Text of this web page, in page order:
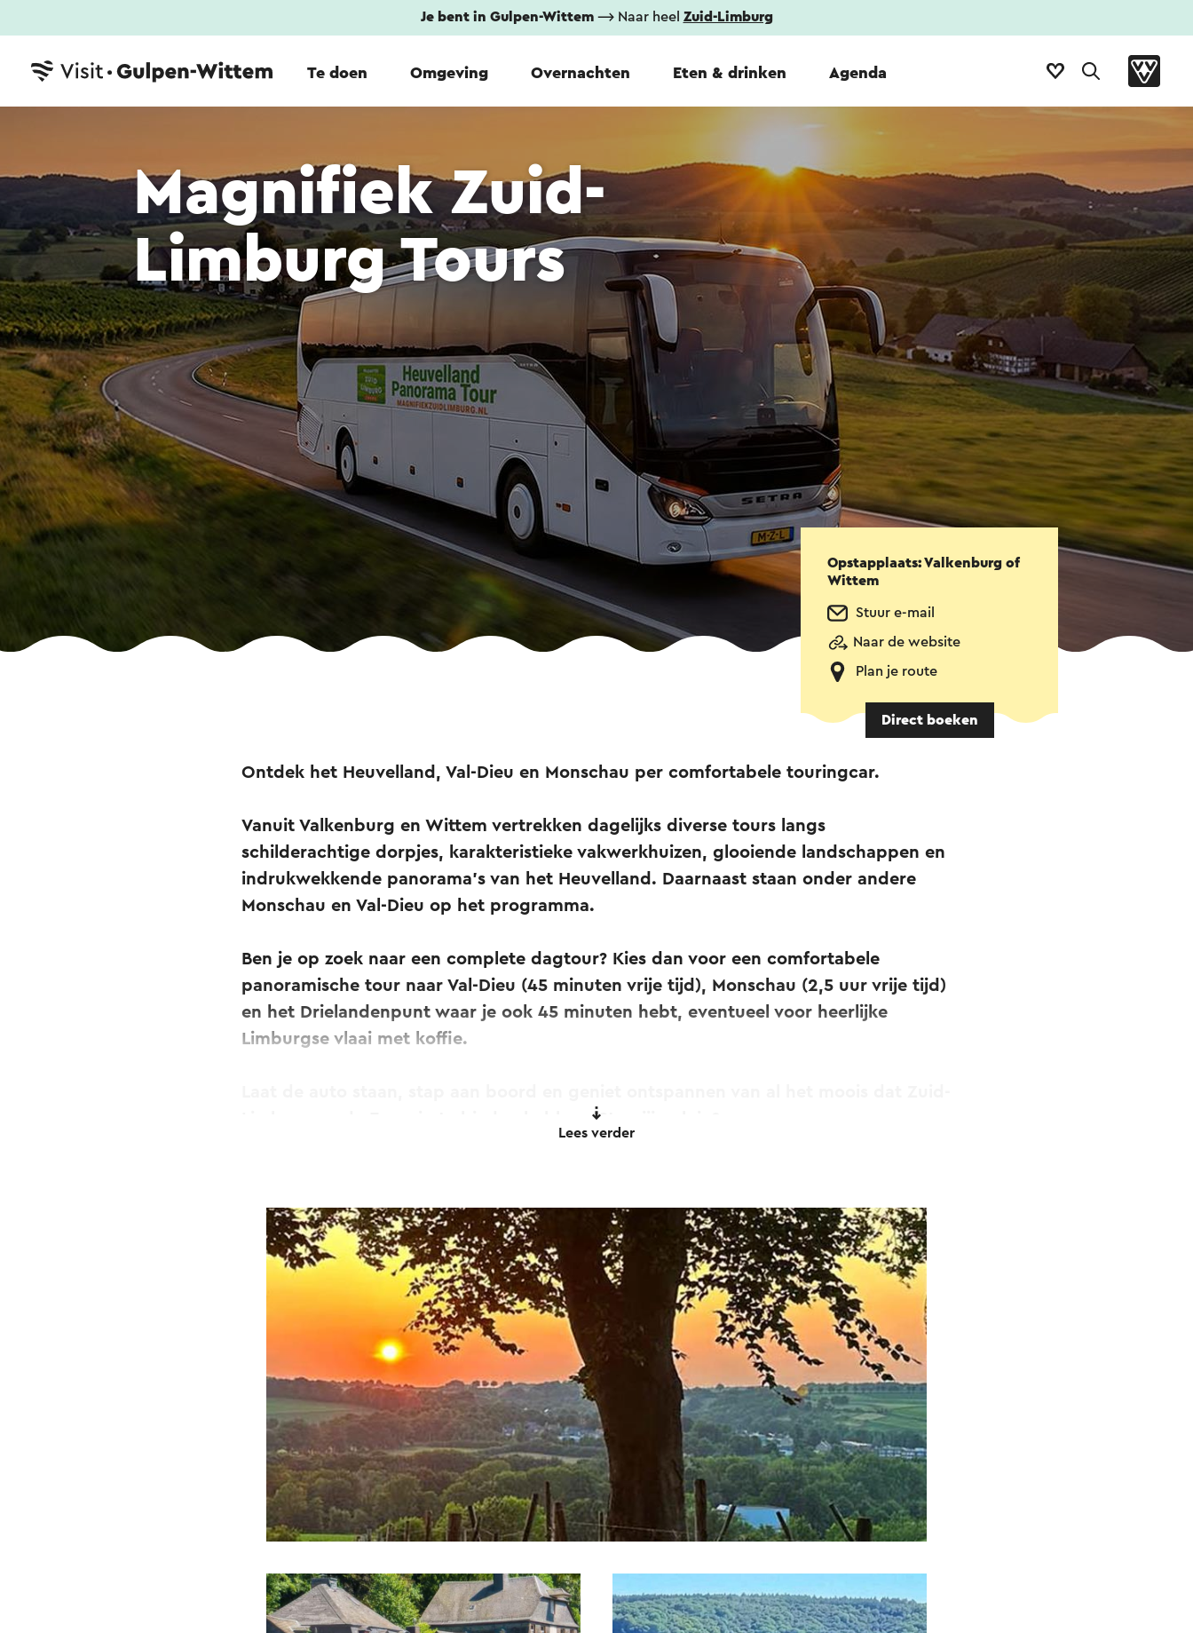
Je bent in Gulpen-Wittem⟶ Naar heel Zuid-Limburg
Te doen Omgeving Overnachten Eten & drinken Agenda
Magnifiek Zuid-
Limburg Tours
Opstapplaats: Valkenburg of
Wittem
Stuur e-mail
Naar de website
Plan je route
Direct boeken
Ontdek het Heuvelland, Val-Dieu en Monschau per comfortabele touringcar.
Vanuit Valkenburg en Wittem vertrekken dagelijks diverse tours langs
schilderachtige dorpjes, karakteristieke vakwerkhuizen, glooiende landschappen en
indrukwekkende panorama’s van het Heuvelland. Daarnaast staan onder andere
Monschau en Val-Dieu op het programma.
Ben je op zoek naar een complete dagtour? Kies dan voor een comfortabele
panoramische tour naar Val-Dieu (45 minuten vrije tijd), Monschau (2,5 uur vrije tijd)
en het Drielandenpunt waar je ook 45 minuten hebt, eventueel voor heerlijke
Limburgse vlaai met koffie.
Limburg en de Euregio te bieden hebben. Stap jij ook in?
Lees verder